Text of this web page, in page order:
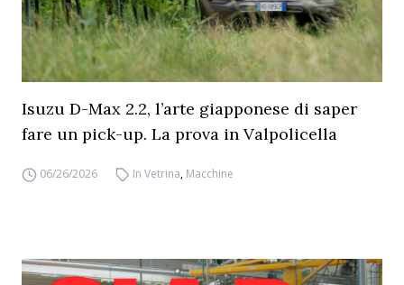
Isuzu D-Max 2.2, l’arte giapponese di saper
fare un pick-up. La prova in Valpolicella
06/26/2026 In Vetrina, Macchine